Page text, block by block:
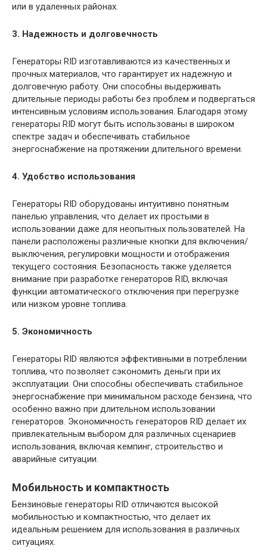
или в удаленных районах.
3. Надежность и долговечность
Генераторы RID изготавливаются из качественных и
прочных материалов, что гарантирует их надежную и
долговечную работу. Они способны выдерживать
длительные периоды работы без проблем и подвергаться
интенсивным условиям использования. Благодаря этому
генераторы RID могут быть использованы в широком
спектре задач и обеспечивать стабильное
энергоснабжение на протяжении длительного времени.
4. Удобство использования
Генераторы RID оборудованы интуитивно понятным
панелью управления, что делает их простыми в
использовании даже для неопытных пользователей. На
панели расположены различные кнопки для включения/
выключения, регулировки мощности и отображения
текущего состояния. Безопасность также уделяется
внимание при разработке генераторов RID, включая
функции автоматического отключения при перегрузке
или низком уровне топлива.
5. Экономичность
Генераторы RID являются эффективными в потреблении
топлива, что позволяет сэкономить деньги при их
эксплуатации. Они способны обеспечивать стабильное
энергоснабжение при минимальном расходе бензина, что
особенно важно при длительном использовании
генераторов. Экономичность генераторов RID делает их
привлекательным выбором для различных сценариев
использования, включая кемпинг, строительство и
аварийные ситуации.
Мобильность и компактность
Бензиновые генераторы RID отличаются высокой
мобильностью и компактностью, что делает их
идеальным решением для использования в различных
ситуациях.